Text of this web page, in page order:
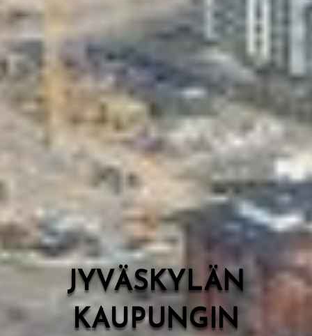
Lasten Lysti & LystiKylä-festivaali
Ohje
English
JYVÄSKYLÄN
KAUPUNGIN